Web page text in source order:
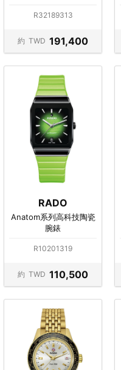
R32189313
約 TWD 191,400
RADO
Anatom系列高科技陶瓷
腕錶
R10201319
約 TWD 110,500